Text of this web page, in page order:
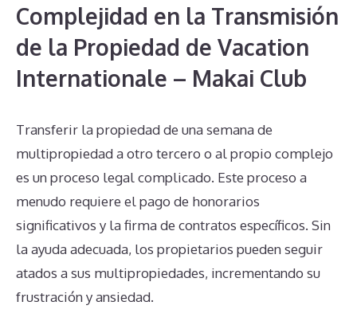
Complejidad en la Transmisión
de la Propiedad de Vacation
Internationale – Makai Club
Transferir la propiedad de una semana de
multipropiedad a otro tercero o al propio complejo
es un proceso legal complicado. Este proceso a
menudo requiere el pago de honorarios
significativos y la firma de contratos específicos. Sin
la ayuda adecuada, los propietarios pueden seguir
atados a sus multipropiedades, incrementando su
frustración y ansiedad.